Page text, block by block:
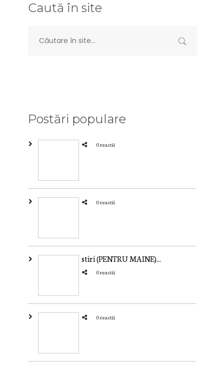
Caută în site
Postări populare
0 reactii
0 reactii
stiri (PENTRU MAINE)...
0 reactii
0 reactii